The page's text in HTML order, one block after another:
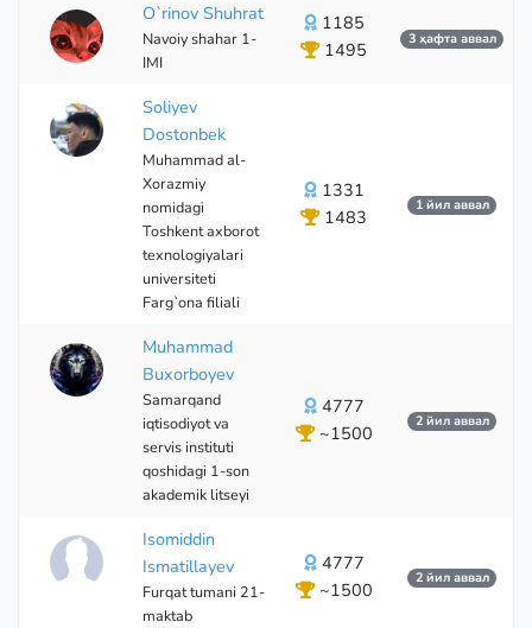
O`rinov Shuhrat
Navoiy shahar 1-
IMI
1185
1495
3 ҳафта аввал
Soliyev
Dostonbek
Muhammad al-
Xorazmiy
nomidagi
Toshkent axborot
texnologiyalari
universiteti
Farg`ona filiali
1331
1483
1 йил аввал
Muhammad
Buxorboyev
Samarqand
iqtisodiyot va
servis instituti
qoshidagi 1-son
akademik litseyi
4777
~1500
2 йил аввал
Isomiddin
Ismatillayev
Furqat tumani 21-
maktab
4777
~1500
2 йил аввал